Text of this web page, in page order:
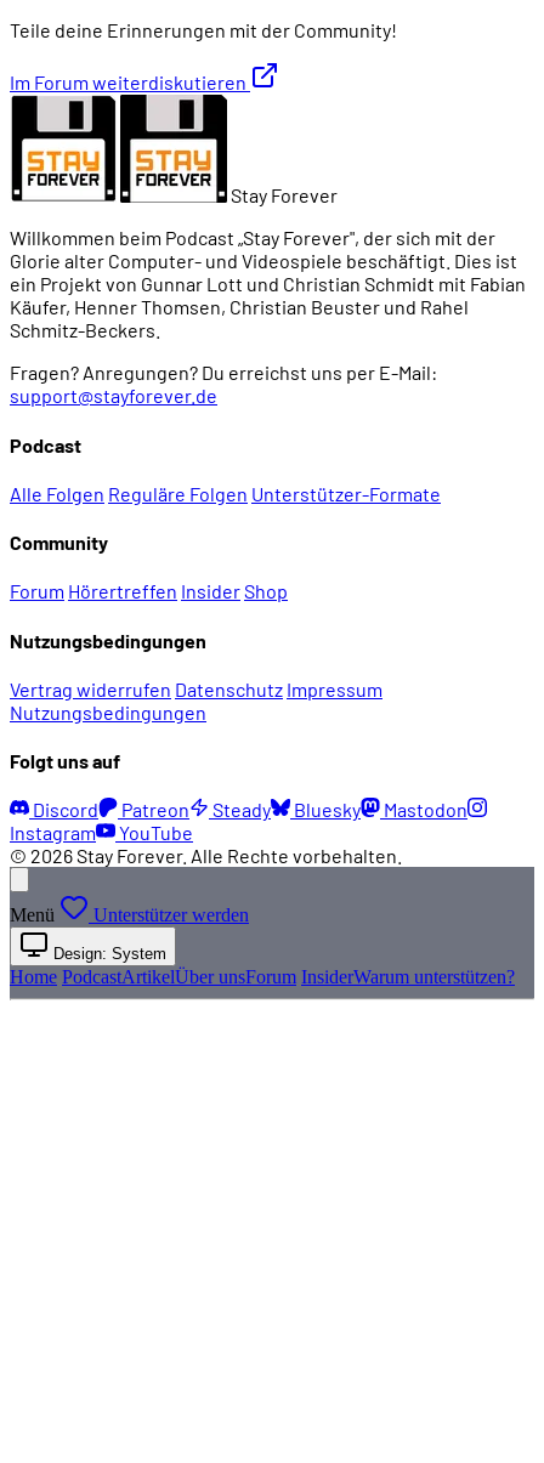
Teile deine Erinnerungen mit der Community!
Im Forum weiterdiskutieren
Stay Forever
Willkommen beim Podcast „Stay Forever", der sich mit der
Glorie alter Computer- und Videospiele beschäftigt. Dies ist
ein Projekt von Gunnar Lott und Christian Schmidt mit Fabian
Käufer, Henner Thomsen, Christian Beuster und Rahel
Schmitz-Beckers.
Fragen? Anregungen? Du erreichst uns per E-Mail:
support@stayforever.de
Podcast
Alle Folgen Reguläre Folgen Unterstützer-Formate
Community
Forum Hörertreffen InsiderShop
Nutzungsbedingungen
Vertrag widerrufen Datenschutz Impressum
Nutzungsbedingungen
Folgt uns auf
Discord Patreon Steady Bluesky
Mastodon
Instagram
YouTube
© 2026 Stay Forever. Alle Rechte vorbehalten.
Menü Unterstützer werden
Design: System
Home PodcastArtikelÜber unsForum InsiderWarum unterstützen?